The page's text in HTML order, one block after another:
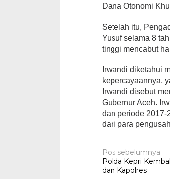
Dana Otonomi
Setelah itu,
Yusuf selama 8
tinggi mencabut
Irwandi diketahui
kepercayaannya,
Irwandi disebut
Gubernur Aceh.
dan periode 2017-
dari para
Navigasi
pos
Pos sebelumnya
Polda Kepri
dan Kapolres